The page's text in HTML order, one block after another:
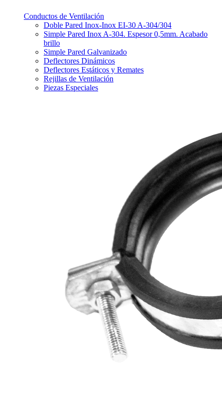
Conductos de Ventilación
Doble Pared Inox-Inox EI-30 A-304/304
Simple Pared Inox A-304. Espesor 0,5mm. Acabado
brillo
Simple Pared Galvanizado
Deflectores Dinámicos
Deflectores Estáticos y Remates
Rejillas de Ventilación
Piezas Especiales